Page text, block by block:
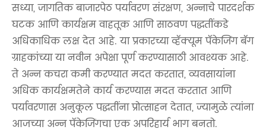
सध्या, जागतिक बाजारपेठ पर्यावरण संरक्षण, अन्नाचे पारदर्शक
घटक आणि कार्यक्षम वाहतूक आणि साठवण पद्धतींकडे
अधिकाधिक लक्ष देत आहे. या प्रकारच्या व्हॅक्यूम पॅकेजिंग बॅग
ग्राहकांच्या या नवीन अपेक्षा पूर्ण करण्यासाठी आवश्यक आहे.
ते अन्न कचरा कमी करण्यात मदत करतात, व्यवसायांना
अधिक कार्यक्षमतेने कार्य करण्यास मदत करतात आणि
पर्यावरणास अनुकूल पद्धतींना प्रोत्साहन देतात, ज्यामुळे त्यांना
आजच्या अन्न पॅकेजिंगचा एक अपरिहार्य भाग बनतो.